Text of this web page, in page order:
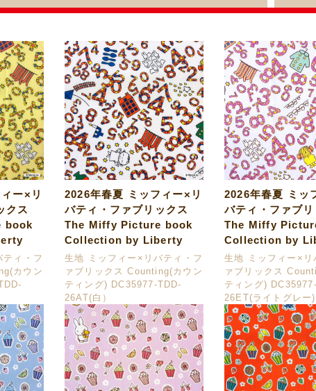
ー×リ
クス
book
ィ・フ
カウン
2026年春夏 ミッフィー×リ
バティ・ファブリックス
The Miffy Picture book
Collection by Liberty
生地 ミッフィー×リバティ・フ
ァブリックス Counting(カウン
ティング) DC35977-TDD-
26AT(白）
2026年春夏 ミッ
バティ・ファブリ
The Miffy
Collection by
生地 ミッフィー×リ
ァブリックス
ティング)
26ET(ライトグレー)